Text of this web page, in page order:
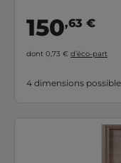
150,63 €
dont 0,73 € d’éco-part
4 dimensions